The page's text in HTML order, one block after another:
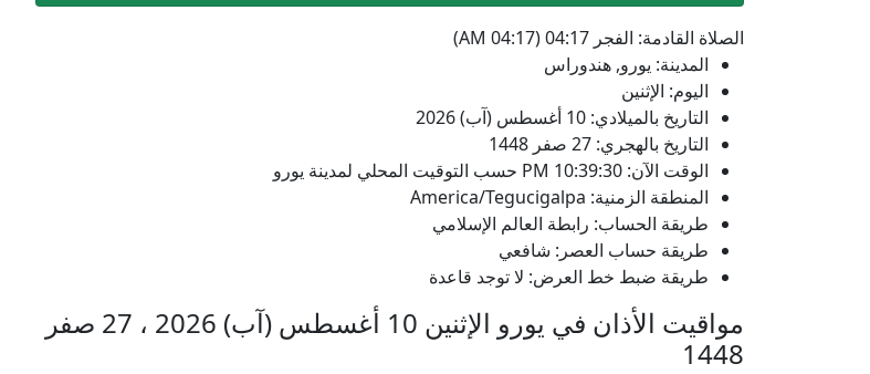
الصلاة القادمة: الفجر 04:17 (04:17 AM)
المدينة: يورو, هندوراس
اليوم: الإثنين
التاريخ بالميلادي: 10 أغسطس (آب) 2026
التاريخ بالهجري: 27 صفر 1448
الوقت الآن: 10:39:30
PM حسب التوقيت المحلي لمدينة يورو
المنطقة الزمنية: America/Tegucigalpa
طريقة الحساب: رابطة العالم الإسلامي
طريقة حساب العصر: شافعي
طريقة ضبط خط العرض: لا توجد قاعدة
مواقيت الأذان في يورو الإثنين 10 أغسطس (آب) 2026 ، 27 صفر
1448